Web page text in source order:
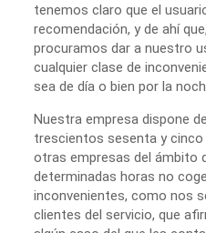
tenemos claro que el
recomendación, y de ahí
procuramos dar a nuestro
cualquier clase de
sea de día o bien por la
Nuestra empresa dispone
trescientos sesenta y
otras empresas del ámbito
determinadas horas no
inconvenientes, como nos
clientes del servicio, que